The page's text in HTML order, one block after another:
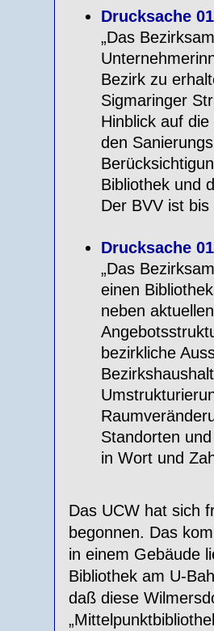
Drucksache
„Das
Bezirk zu
Sigmaringer
Hinblick auf
den
Bibliothek und
Der BVV ist
Drucksache
„Das
einen
neben
bezirkliche
Standorten
in Wort und
Das UCW hat sich
begonnen. Das
in einem Gebäude
Bibliothek am U-
daß diese